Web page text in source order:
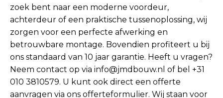
zoek bent naar een moderne voordeur,
achterdeur of een praktische tussenoplossing, wij
zorgen voor een perfecte afwerking en
betrouwbare montage. Bovendien profiteert u bij
ons standaard van 10 jaar garantie. Heeft u vragen?
Neem contact op via info@jmdbouw.nl of bel +31
010 3810579. U kunt ook direct een offerte
aanvragen via ons offerteformulier. Wij staan voor